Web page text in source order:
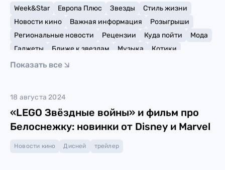
Week&Star Европа Плюс Звезды
Стиль жизни
Новости кино
Важная информация
Розыгрыши
Региональные новости
Рецензии Куда пойти
Мода
Гаджеты
Ближе к звездам Музыка
Котики
Мемы и тренды
Показать все
18 августа 2024
«LEGO Звёздные войны» и фильм про
Белоснежку: новинки от Disney и Marvel
Новости кино Дисней трейлер